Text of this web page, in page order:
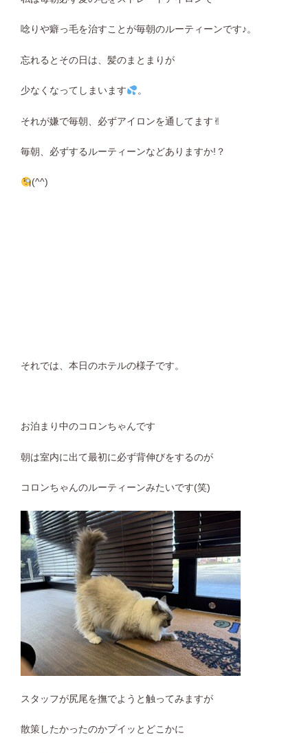
唸りや癖っ毛を治すことが毎朝のルーティーンです♪。
忘れるとその日は、髪のまとまりが
少なくなってしまいます 。
それが嫌で毎朝、必ずアイロンを通してます✌︎
毎朝、必ずするルーティーンなどありますか!？
(^^)
それでは、本日のホテルの様子です。
お泊まり中のコロンちゃんです
朝は室内に出て最初に必ず背伸びをするのが
コロンちゃんのルーティーンみたいです(笑)
スタッフが尻尾を撫でようと触ってみますが
散策したかったのかプイッとどこかに